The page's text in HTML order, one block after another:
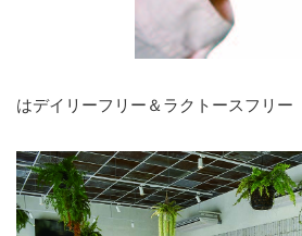
はデイリーフリー＆ラクトースフリー